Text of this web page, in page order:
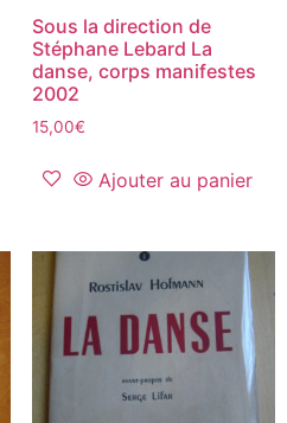
Sous la direction de
Stéphane Lebard La
danse, corps manifestes
2002
15,00€
Ajouter au panier